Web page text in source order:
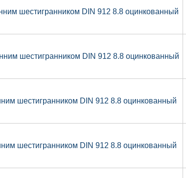
шестигранником DIN 912 8.8 оцинкованный
шестигранником DIN 912 8.8 оцинкованный
шестигранником DIN 912 8.8 оцинкованный
шестигранником DIN 912 8.8 оцинкованный